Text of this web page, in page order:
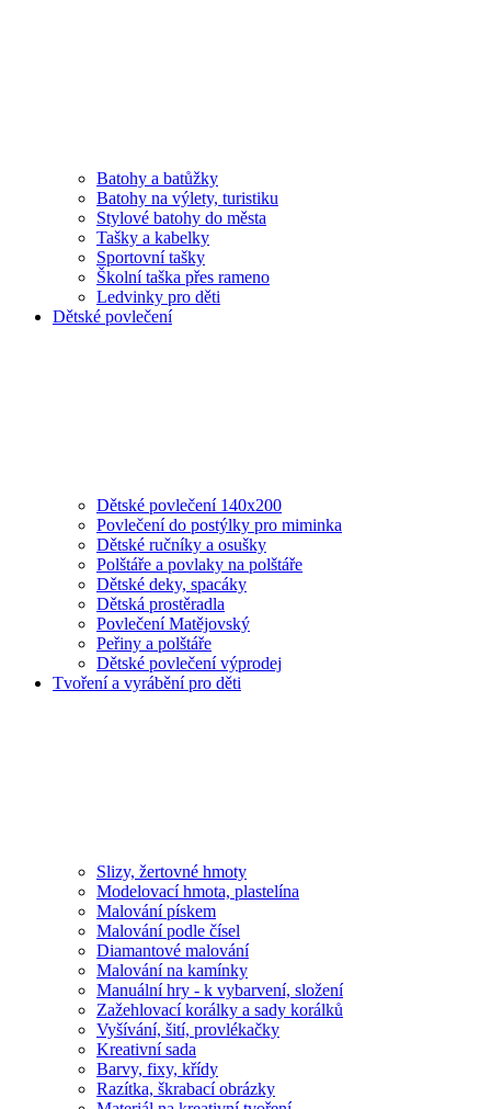
Batohy a batůžky
Batohy na výlety, turistiku
Stylové batohy do města
Tašky a kabelky
Sportovní tašky
Školní taška přes rameno
Ledvinky pro děti
Dětské povlečení
Dětské povlečení 140x200
Povlečení do postýlky pro miminka
Dětské ručníky a osušky
Polštáře a povlaky na polštáře
Dětské deky, spacáky
Dětská prostěradla
Povlečení Matějovský
Peřiny a polštáře
Dětské povlečení výprodej
Tvoření a vyrábění pro děti
Slizy, žertovné hmoty
Modelovací hmota, plastelína
Malování pískem
Malování podle čísel
Diamantové malování
Malování na kamínky
Manuální hry - k vybarvení, složení
Zažehlovací korálky a sady korálků
Vyšívání, šití, provlékačky
Kreativní sada
Barvy, fixy, křídy
Razítka, škrabací obrázky